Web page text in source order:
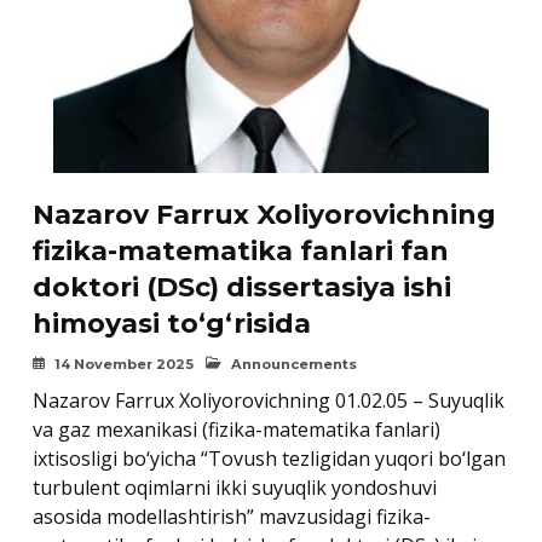
Nazarov Farrux Xoliyorovichning
fizika-matematika fanlari fan
doktori (DSc) dissertasiya ishi
himoyasi to‘g‘risida
14 November 2025 Announcements
Nazarov Farrux Xoliyorovichning 01.02.05 – Suyuqlik
va gaz mexanikasi (fizika-matematika fanlari)
ixtisosligi bo‘yicha “Tovush tezligidan yuqori bo‘lgan
turbulent oqimlarni ikki suyuqlik yondoshuvi
asosida modellashtirish” mavzusidagi fizika-